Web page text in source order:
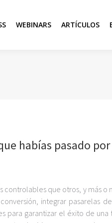
WEBINARS ARTÍCULOS
habías pasado por
controlables que otros, y más o
integrar pasarelas
para garantizar el éxito de una